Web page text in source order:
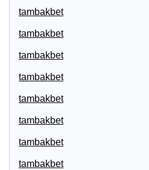
tambakbet
tambakbet
tambakbet
tambakbet
tambakbet
tambakbet
tambakbet
tambakbet